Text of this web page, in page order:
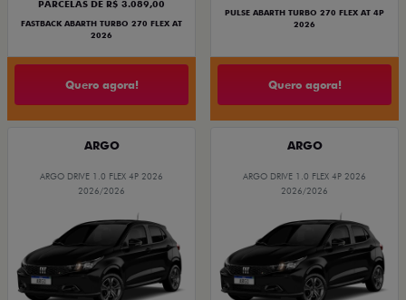
PARCELAS DE R$ 3.089,00
FASTBACK ABARTH TURBO 270 FLEX AT
2026
Quero agora!
PULSE ABARTH TURBO 270 FLEX AT 4P
2026
Quero agora!
ARGO
ARGO DRIVE 1.0 FLEX 4P 2026
2026/2026
ARGO
ARGO DRIVE 1.0 FLEX 4P 2026
2026/2026